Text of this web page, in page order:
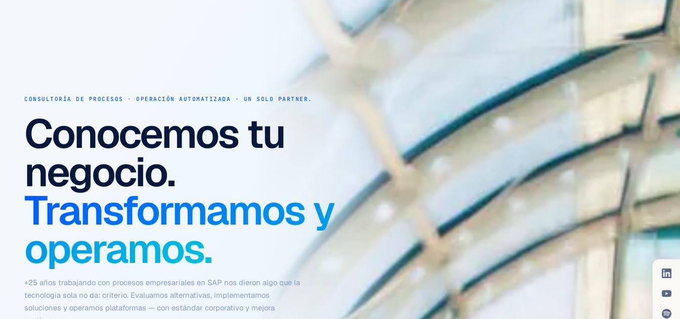
AUTOMATIZACIÓN · AGENTES AUTÓNOMOS · EFICIENCIA OPERATIVA
Procesos que se
ejecutan solos
Con contexto,
criterio y sin
fricción.
Flujos coordinados de agentes autónomos que comprenden el negocio, ejecutan